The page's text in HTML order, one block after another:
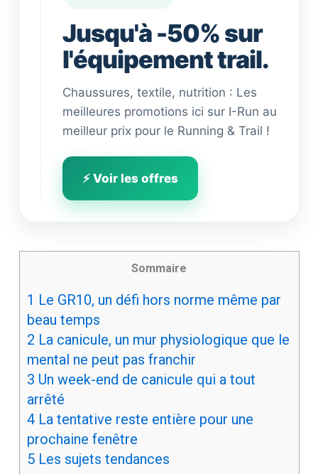
Jusqu'à -50% sur
l'équipement trail.
Chaussures, textile, nutrition : Les
meilleures promotions ici sur I-Run au
meilleur prix pour le Running & Trail !
⚡ Voir les offres
Sommaire
1 Le GR10, un défi hors norme même par
beau temps
2 La canicule, un mur physiologique que le
mental ne peut pas franchir
3 Un week-end de canicule qui a tout
arrêté
4La tentative reste entière pour une
prochaine fenêtre
5Les sujets tendances